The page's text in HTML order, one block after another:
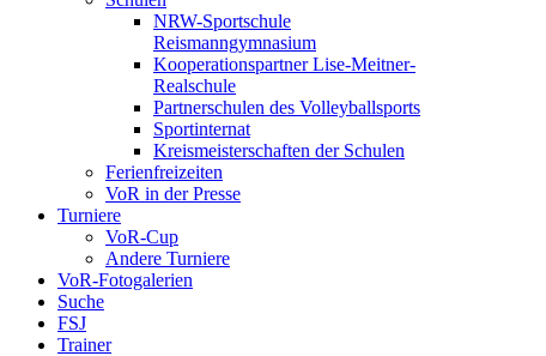
NRW-Sportschule
Reismanngymnasium
Kooperationspartner Lise-Meitner-
Realschule
Partnerschulen des Volleyballsports
Sportinternat
Kreismeisterschaften der Schulen
Ferienfreizeiten
VoR in der Presse
Turniere
VoR-Cup
Andere Turniere
VoR-Fotogalerien
Suche
FSJ
Trainer